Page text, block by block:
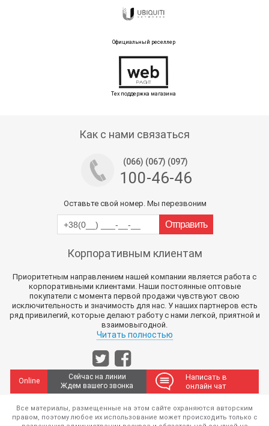
Официальный реселлер
Тех поддержка магазина
Как с нами связаться
(066) (067) (097)
100-46-46
Оставьте свой номер. Мы перезвоним
Корпоративным клиентам
Приоритетным направлением нашей компании является работа с
корпоративными клиентами. Наши постоянные оптовые
покупатели с момента первой продажи чувствуют свою
исключительность и значимость для нас. У наших партнеров есть
ряд привилегий, которые делают работу с нами легкой, приятной и
взаимовыгодной.
Читать полностью
Online
Сейчас на линии
Ждем вашего звонка
Написать в
онлайн чат
Все материалы, размещенные на этом сайте охраняются авторским
правом, поэтому любое их использование может происходить только с